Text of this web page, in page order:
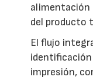
alimentación
del producto
El flujo
identificación
impresión,